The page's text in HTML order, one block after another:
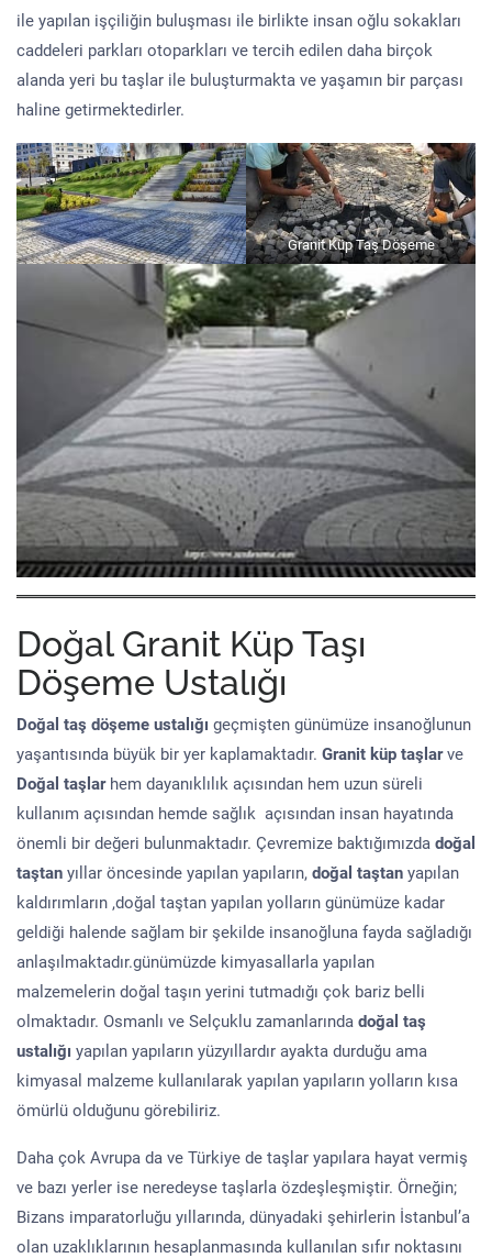
ile yapılan işçiliğin buluşması ile birlikte insan oğlu sokakları
caddeleri parkları otoparkları ve tercih edilen daha birçok
alanda yeri bu taşlar ile buluşturmakta ve yaşamın bir parçası
haline getirmektedirler.
Granit Küp Taş Döşeme
Doğal Granit Küp Taşı
Döşeme Ustalığı
Doğal taş döşeme ustalığı geçmişten günümüze insanoğlunun
yaşantısında büyük bir yer kaplamaktadır. Granit küp taşlarve
Doğal taşlar hem dayanıklılık açısından hem uzun süreli
kullanım açısından hemde sağlık açısından insan hayatında
önemli bir değeri bulunmaktadır. Çevremize baktığımızda doğal
taştan yıllar öncesinde yapılan yapıların, doğal taştan yapılan
kaldırımların ,doğal taştan yapılan yolların günümüze kadar
geldiği halende sağlam bir şekilde insanoğluna fayda sağladığı
anlaşılmaktadır.günümüzde kimyasallarla yapılan
malzemelerin doğal taşın yerini tutmadığı çok bariz belli
olmaktadır. Osmanlı ve Selçuklu zamanlarında doğal taş
ustalığı yapılan yapıların yüzyıllardır ayakta durduğu ama
kimyasal malzeme kullanılarak yapılan yapıların yolların kısa
ömürlü olduğunu görebiliriz.
Daha çok Avrupa da ve Türkiye de taşlar yapılara hayat vermiş
ve bazı yerler ise neredeyse taşlarla özdeşleşmiştir. Örneğin;
Bizans imparatorluğu yıllarında, dünyadaki şehirlerin İstanbul’a
olan uzaklıklarının hesaplanmasında kullanılan sıfır noktasını